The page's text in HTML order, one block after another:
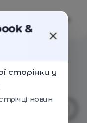
&
сторінки у
новин